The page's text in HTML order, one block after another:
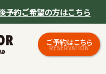
予約ご希望の方はこちら
ご予約はこちら
RESERVATION